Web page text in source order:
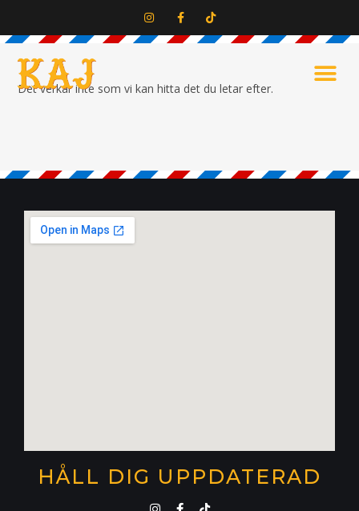
Det verkar inte som vi kan hitta det du letar efter.
HÅLL DIG UPPDATERAD